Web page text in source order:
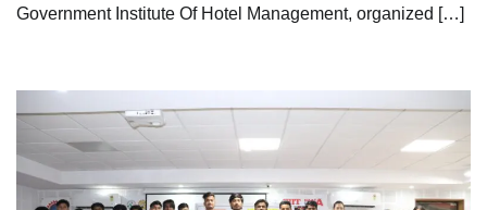
Government Institute Of Hotel Management, organized […]